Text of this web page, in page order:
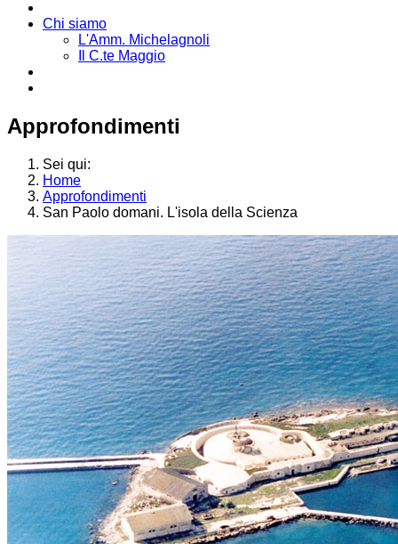
Chi siamo
L'Amm. Michelagnoli
Il C.te Maggio
Approfondimenti
Sei qui:
Home
Approfondimenti
San Paolo domani. L'isola della Scienza